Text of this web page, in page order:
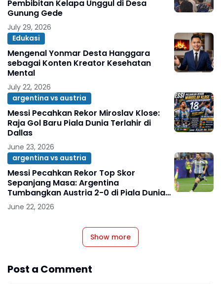
Pembibitan Kelapa Unggul di Desa
Gunung Gede
July 29, 2026
Edukasi
Mengenal Yonmar Desta Hanggara
sebagai Konten Kreator Kesehatan
Mental
July 22, 2026
argentina vs austria
Messi Pecahkan Rekor Miroslav Klose:
Raja Gol Baru Piala Dunia Terlahir di
Dallas
June 23, 2026
argentina vs austria
Messi Pecahkan Rekor Top Skor
Sepanjang Masa: Argentina
Tumbangkan Austria 2-0 di Piala Dunia
2026
June 22, 2026
Show more
Post a Comment